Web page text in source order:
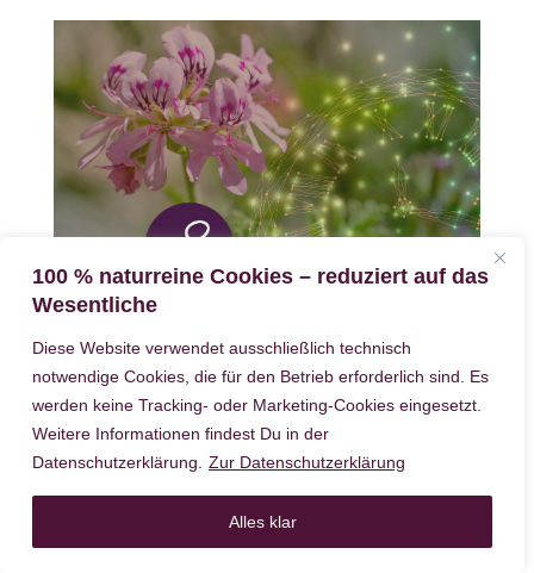
100 % naturreine Cookies – reduziert auf das
Wesentliche
Diese Website verwendet ausschließlich technisch
notwendige Cookies, die für den Betrieb erforderlich sind. Es
werden keine Tracking- oder Marketing-Cookies eingesetzt.
Weitere Informationen findest Du in der
Datenschutzerklärung.
Zur Datenschutzerklärung
Alles klar
Rosengeranie – Guter Duft / Böser
Duft